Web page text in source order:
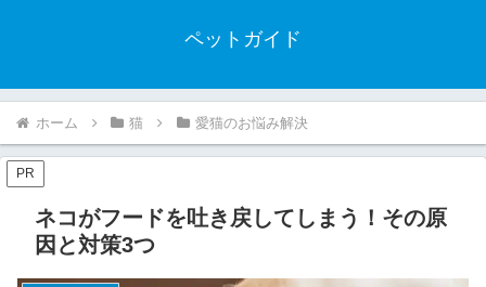
ペットガイド
ホーム 猫 愛猫のお悩み解決
PR
ネコがフードを吐き戻してしまう！その原
因と対策3つ